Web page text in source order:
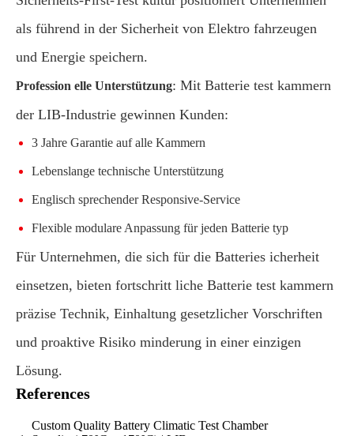
als führend in der Sicherheit von Elektro fahrzeugen
und Energie speichern.
Profession elle Unterstützung: Mit Batterie test kammern
der LIB-Industrie gewinnen Kunden:
3 Jahre Garantie auf alle Kammern
Lebenslange technische Unterstützung
Englisch sprechender Responsive-Service
Flexible modulare Anpassung für jeden Batterie typ
Für Unternehmen, die sich für die Batteries icherheit
einsetzen, bieten fortschritt liche Batterie test kammern
präzise Technik, Einhaltung gesetzlicher Vorschriften
und proaktive Risiko minderung in einer einzigen
Lösung.
References
Custom Quality Battery Climatic Test Chamber